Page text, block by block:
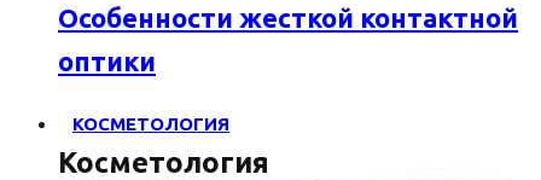
Особенности жесткой контактной
оптики
КОСМЕТОЛОГИЯ
Косметология